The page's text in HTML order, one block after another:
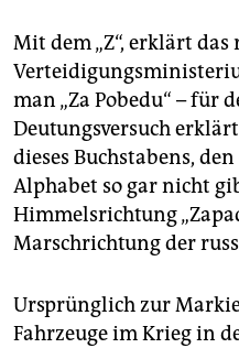
Mit dem „Z“, erklärt das
man „Za Pobedu“ – für
Deutungsversuch
dieses Buchstabens,
Alphabet so gar nicht
Himmelsrichtung
Marschrichtung der
Ursprünglich zur
Fahrzeuge im Krieg in